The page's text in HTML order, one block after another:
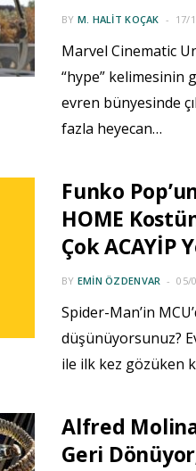
BY M. HALIT KOÇAK 17/
Marvel Cinematic
“hype” kelimesinin
evren bünyesinde
fazla heyecan…
Funko
HOME
Çok ACAYİP
BY EMIN ÖZDENVAR 05/
Spider-Man’in
düşünüyorsunuz?
ile ilk kez gözüken
Alfred
Geri